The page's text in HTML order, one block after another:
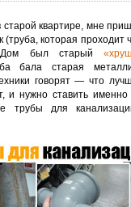
старой квартире, мне
(труба, которая проходит
Дом был старый
бала старая
говорят — что
и нужно ставить
трубы для